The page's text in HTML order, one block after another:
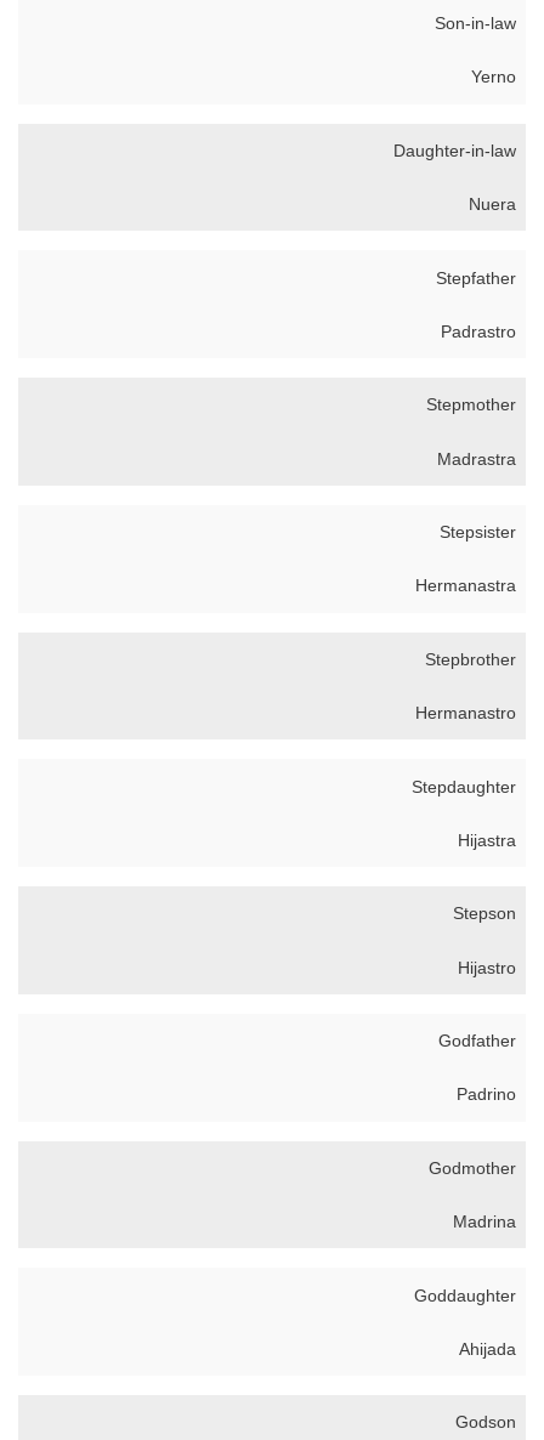
Son-in-law
Yerno
Daughter-in-law
Nuera
Stepfather
Padrastro
Stepmother
Madrastra
Stepsister
Hermanastra
Stepbrother
Hermanastro
Stepdaughter
Hijastra
Stepson
Hijastro
Godfather
Padrino
Godmother
Madrina
Goddaughter
Ahijada
Godson